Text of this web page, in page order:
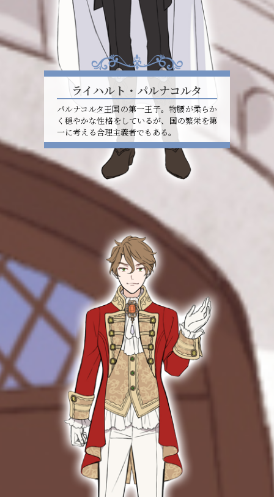
ライハルト・パルナコルタ
パルナコルタ王国の第一王子。物腰が柔らか
く穏やかな性格をしているが、国の繁栄を第
一に考える合理主義者でもある。